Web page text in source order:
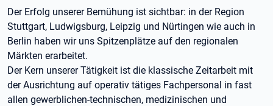
Der Erfolg unserer Bemühung ist sichtbar: in der Region
Stuttgart, Ludwigsburg, Leipzig und Nürtingen wie auch in
Berlin haben wir uns Spitzenplätze auf den regionalen
Märkten erarbeitet.
Der Kern unserer Tätigkeit ist die klassische Zeitarbeit mit
der Ausrichtung auf operativ tätiges Fachpersonal in fast
allen gewerblichen-technischen, medizinischen und